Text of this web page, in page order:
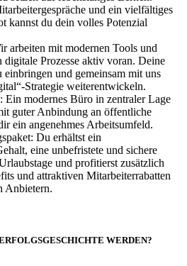
und ein vielfältiges
kannst du dein volles Potenzial
arbeiten mit modernen Tools und
digitale Prozesse aktiv voran. Deine
einbringen und gemeinsam mit uns
Strategie weiterentwickeln.
Ein modernes Büro in zentraler Lage
guter Anbindung an öffentliche
ein angenehmes Arbeitsumfeld.
Du erhältst ein
eine unbefristete und sichere
und profitierst zusätzlich
und attraktiven Mitarbeiterrabatten
Anbietern.
WERDEN?